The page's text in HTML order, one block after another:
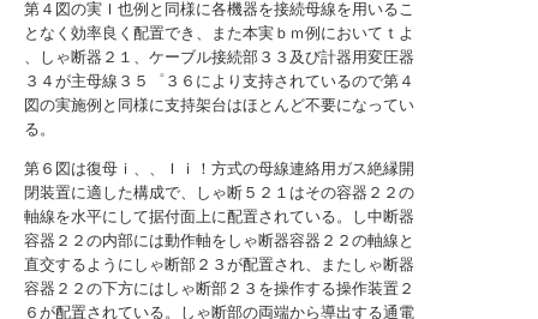
第４図の実ｌ也例と同様に各機器を接続母線を用いるこ
となく効率良く配置でき、また本実ｂｍ例においてｔよ
、しゃ断器２１、ケーブル接続部３３及び計器用変圧器
３４が主母線３５゜３６により支持されているので第４
図の実施例と同様に支持架台はほとんど不要になってい
る。
第６図は復母ｉ、、Ｉｉ！方式の母線連絡用ガス絶縁開
閉装置に適した構成で、しゃ断５２１はその容器２２の
軸線を水平にして据付面上に配置されている。し中断器
容器２２の内部には動作軸をしゃ断器容器２２の軸線と
直交するようにしゃ断部２３が配置され、またしゃ断器
容器２２の下方にはしゃ断部２３を操作する操作装置２
６が配置されている。しゃ断部の両端から導出する通電